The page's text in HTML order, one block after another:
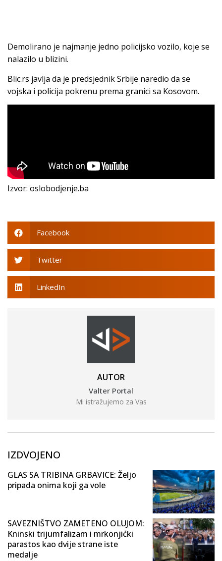
Demolirano je najmanje jedno policijsko vozilo, koje se
nalazilo u blizini.
Blic.rs javlja da je predsjednik Srbije naredio da se
vojska i policija pokrenu prema granici sa Kosovom.
Izvor: oslobodjenje.ba
Facebook
Twitter
LinkedIn
AUTOR
Valter Portal
Mi istražujemo za Vas
IZDVOJENO
GLAS SA TRIBINA GRBAVICE: Željo
pripada onima koji ga vole
SAVEZNIŠTVO ZAMETENO OLUJOM:
Kninski trijumfalizam i mrkonjićki
parastos kao dvije strane iste
medalje